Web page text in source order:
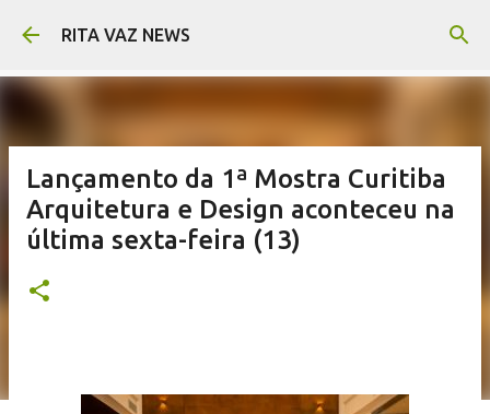
Pular para o conteúdo principal
RITA VAZ NEWS
Lançamento da 1ª Mostra Curitiba
Arquitetura e Design aconteceu na
última sexta-feira (13)